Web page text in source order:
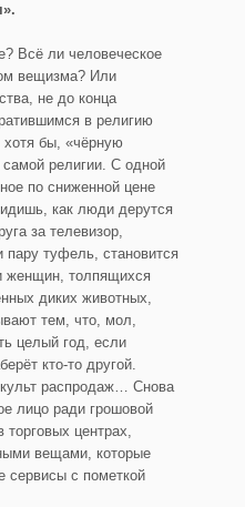
Всё ли человеческое
вещизма? Или
не до конца
в религию
хотя бы, «чёрную
религии. С одной
по сниженной цене
как люди дерутся
за телевизор,
туфель, становится
женщин, толпящихся
диких животных,
тем, что, мол,
целый год, если
кто-то другой.
распродаж… Снова
лицо ради грошовой
центрах,
вещами, которые
сервисы с пометкой